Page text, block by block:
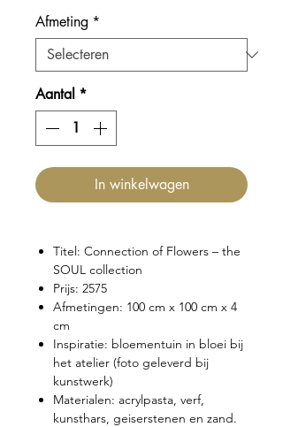
Afmeting *
Aantal *
In winkelwagen
Titel: Connection of Flowers – the
SOUL collection
Prijs: 2575
Afmetingen: 100 cm x 100 cm x 4
cm
Inspiratie: bloementuin in bloei bij
het atelier (foto geleverd bij
kunstwerk)
Materialen: acrylpasta, verf,
kunsthars, geiserstenen en zand.